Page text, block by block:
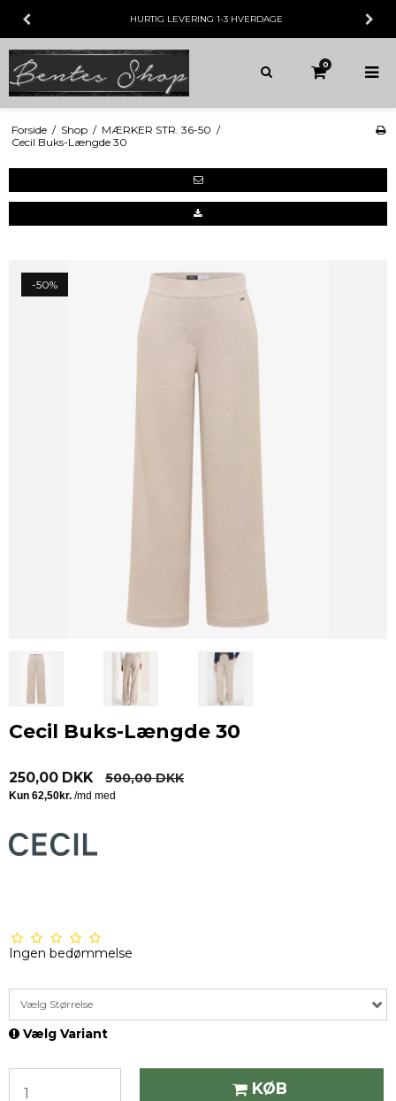
HURTIG LEVERING 1-3 HVERDAGE
0
Forside / Shop / MÆRKER STR. 36-50 /
Cecil Buks-Længde 30
-50%
Cecil Buks-Længde 30
250,00 DKK 500,00 DKK
Ingen bedømmelse
Vælg Størrelse
Vælg Variant
KØB